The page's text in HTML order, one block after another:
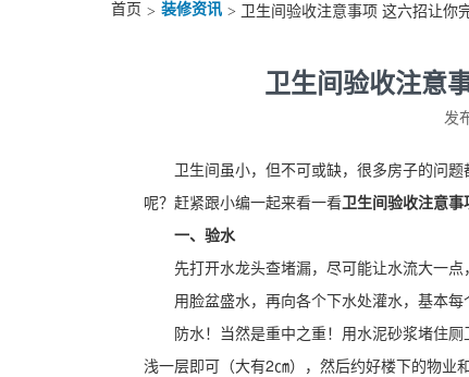
首页 > 装修资讯 > 卫生间验收注意事项 这六招让你
卫生间验收注意
发
卫生间虽小，但不可或缺，很多房子的问
呢？赶紧跟小编一起来看一看卫生间验收注意事
一、验水
先打开水龙头查堵漏，尽可能让水流大一点
用脸盆盛水，再向各个下水处灌水，基本
防水！当然是重中之重！用水泥砂浆堵住
浅一层即可（大有2㎝），然后约好楼下的物业